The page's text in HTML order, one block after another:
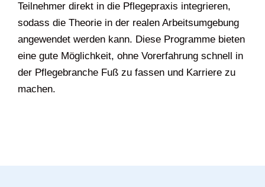
Teilnehmer direkt in die Pflegepraxis integrieren,
sodass die Theorie in der realen Arbeitsumgebung
angewendet werden kann. Diese Programme bieten
eine gute Möglichkeit, ohne Vorerfahrung schnell in
der Pflegebranche Fuß zu fassen und Karriere zu
machen.